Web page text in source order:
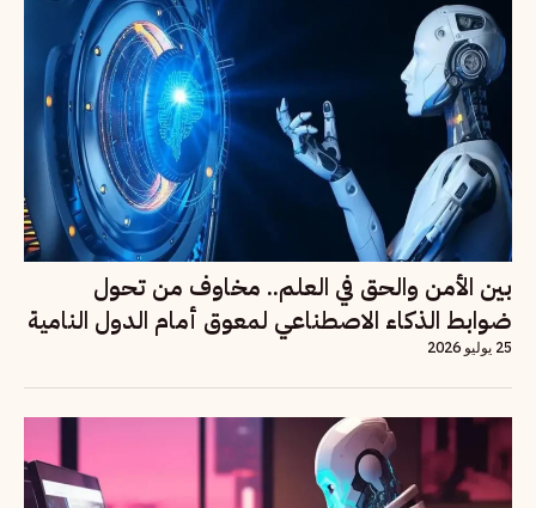
بين الأمن والحق في العلم.. مخاوف من تحول
ضوابط الذكاء الاصطناعي لمعوق أمام الدول النامية
25 يوليو 2026